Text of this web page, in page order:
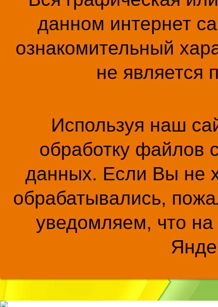
данном интернет
ознакомительный
не является
Используя наш
обработку файлов
данных. Если Вы не
обрабатывались,
уведомляем, что на